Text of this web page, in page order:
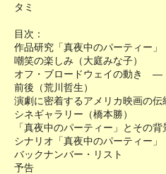
タミ
目次：
作品研究「真夜中のパーティー」
嘲笑の楽しみ（大庭みな子）
オフ・ブロードウェイの動き ―
前後（荒川哲生）
演劇に密着するアメリカ映画の伝
シネギャラリー（橋本勝）
「真夜中のパーティー」とその背
シナリオ「真夜中のパーティー」
バックナンバー・リスト
予告